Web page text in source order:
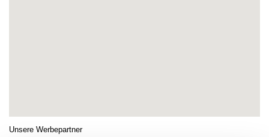
Unsere Werbepartner